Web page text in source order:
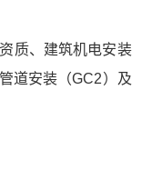
质、建筑机电安装
道安装（GC2）及